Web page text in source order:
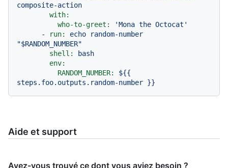
composite-action
with:
who-to-greet:
'Mona the Octocat'
-
run: echo
random-number
"$RANDOM_NUMBER"
shell:
bash
env:
RANDOM_NUMBER:
${{
steps.foo.outputs.random-number }}
Aide et support
Avez-vous trouvé ce dont vous aviez besoin ?